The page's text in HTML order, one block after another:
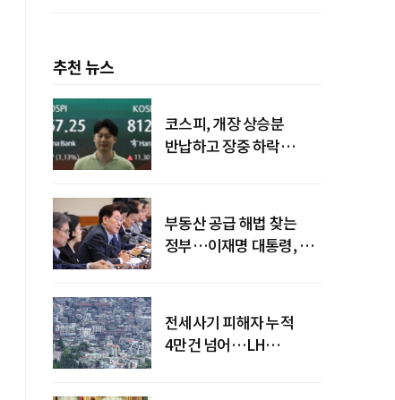
추천 뉴스
코스피, 개장 상승분
반납하고 장중 하락
부동산 공급 해법 찾는
정부…이재명 대통령, 2차
전세사기 피해자 누적
4만건 넘어…LH